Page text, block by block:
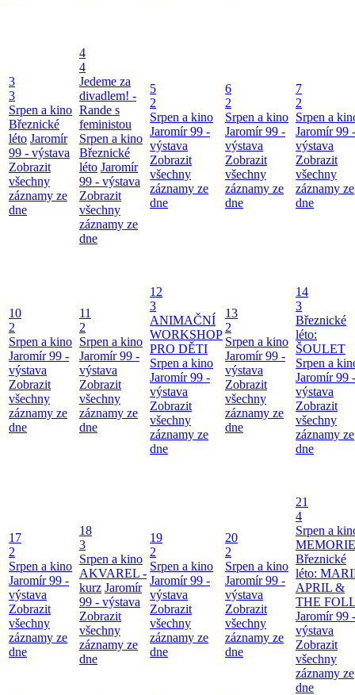
3
3
Srpen a kino
Březnické
léto Jaromír
99 - výstava
Zobrazit
všechny
záznamy ze
dne
4
4
Jedeme za
divadlem! -
Rande s
feministou
Srpen a kino
Březnické
léto Jaromír
99 - výstava
Zobrazit
všechny
záznamy ze
dne
5
2
Srpen a kino
Jaromír 99 -
výstava
Zobrazit
všechny
záznamy ze
dne
6
2
Srpen a kino
Jaromír 99 -
výstava
Zobrazit
všechny
záznamy ze
dne
7
2
Srpen a
Jaromír 99 -
výstava
Zobrazit
všechny
záznamy ze
dne
10
2
Srpen a kino
Jaromír 99 -
výstava
Zobrazit
všechny
záznamy ze
dne
11
2
Srpen a kino
Jaromír 99 -
výstava
Zobrazit
všechny
záznamy ze
dne
12
3
ANIMAČNÍ
WORKSHOP
PRO DĚTI
Srpen a kino
Jaromír 99 -
výstava
Zobrazit
všechny
záznamy ze
dne
13
2
Srpen a kino
Jaromír 99 -
výstava
Zobrazit
všechny
záznamy ze
dne
14
3
Březnické
léto:
ŠOULET
Srpen a
Jaromír 99 -
výstava
Zobrazit
všechny
záznamy ze
dne
17
2
Srpen a kino
Jaromír 99 -
výstava
Zobrazit
všechny
záznamy ze
dne
18
3
Srpen a kino
AKVAREL -
kurz Jaromír
99 - výstava
Zobrazit
všechny
záznamy ze
dne
19
2
Srpen a kino
Jaromír 99 -
výstava
Zobrazit
všechny
záznamy ze
dne
20
2
Srpen a kino
Jaromír 99 -
výstava
Zobrazit
všechny
záznamy ze
dne
21
4
Srpen a
Březnické
léto:
APRIL &
THE
Jaromír 99 -
výstava
Zobrazit
všechny
záznamy ze
dne